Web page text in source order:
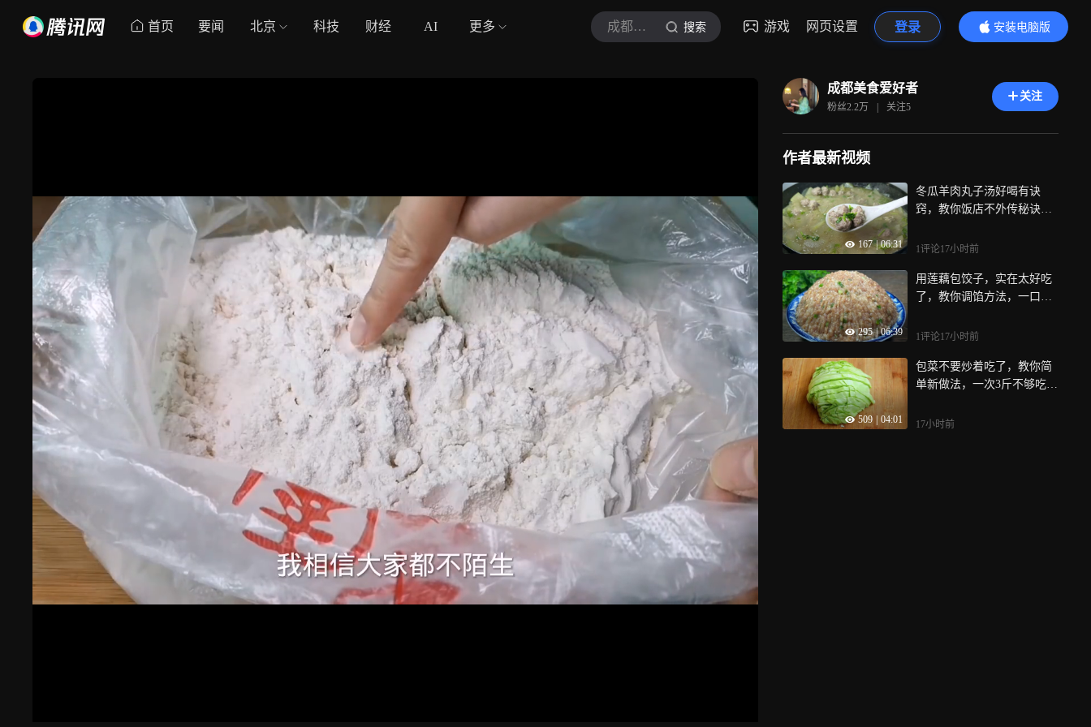
首页 要闻 北京 科技 财经 AI 更多 成都美食爱好者 搜索 游戏 网页设置 登录
安装电脑版
内容更精彩
成都美食爱好者
粉丝2.2万 | 关注5
关注
作者最新视频
167 | 06:31
冬瓜羊肉丸子汤好喝有诀
窍，教你饭店不外传秘诀，
1评论17小时前
295 | 06:39
用莲藕包饺子，实在太好吃
了，教你调馅方法，一口一
1评论17小时前
509 04:01
包菜不要炒着吃了，教你简
单新做法，一次3斤不够吃，
17小时前